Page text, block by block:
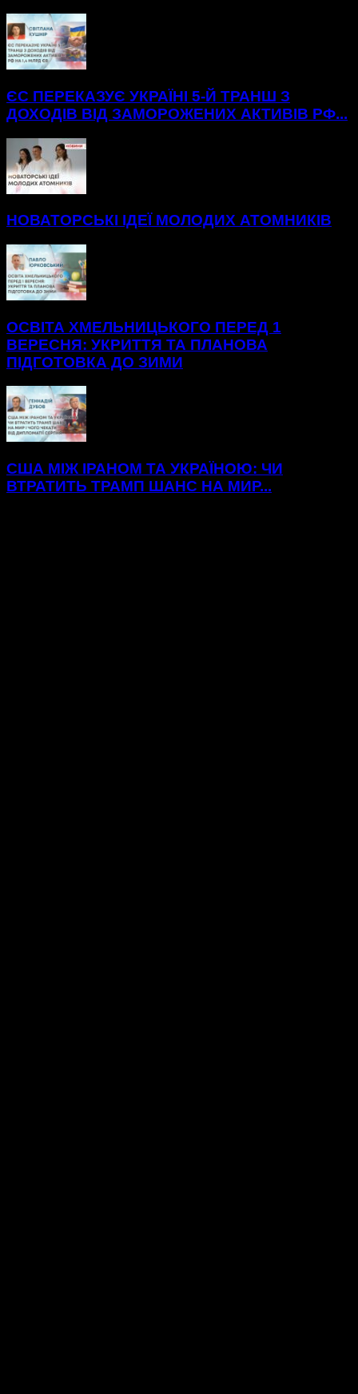
ЄС ПЕРЕКАЗУЄ УКРАЇНІ 5-Й ТРАНШ З
ДОХОДІВ ВІД ЗАМОРОЖЕНИХ АКТИВІВ РФ...
НОВАТОРСЬКІ ІДЕЇ МОЛОДИХ АТОМНИКІВ
ОСВІТА ХМЕЛЬНИЦЬКОГО ПЕРЕД 1
ВЕРЕСНЯ: УКРИТТЯ ТА ПЛАНОВА
ПІДГОТОВКА ДО ЗИМИ
США МІЖ ІРАНОМ ТА УКРАЇНОЮ: ЧИ
ВТРАТИТЬ ТРАМП ШАНС НА МИР...